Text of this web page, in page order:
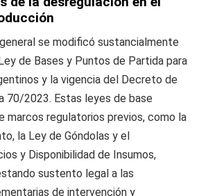
se modificó sustancialmente
de Bases y Puntos de Partida para
y la vigencia del Decreto de
70/2023. Estas leyes de base
marcos regulatorios previos, como la
la Ley de Góndolas y el
y Disponibilidad de Insumos,
sustento legal a las
de intervención y